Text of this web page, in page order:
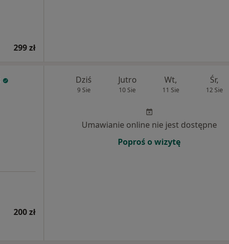
299 zł
200 zł
Dziś
9 Sie
Jutro
10 Sie
Wt,
11 Sie
Śr,
12 Sie
Umawianie online nie jest dostępne
Poproś o wizytę